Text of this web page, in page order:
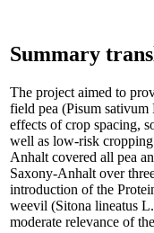
Summary
The project aimed to
field pea (Pisum
effects of crop spacing,
well as low-risk
Anhalt covered all pea
Saxony-Anhalt over
introduction of the
weevil (Sitona lineatus
moderate relevance of